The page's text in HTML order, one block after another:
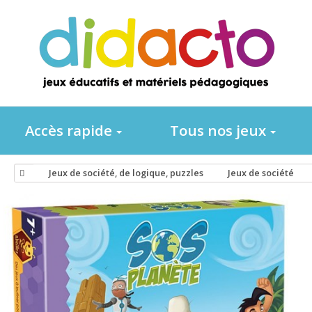
Accès rapide Tous nos jeux
Jeux de société, de logique, puzzles Jeux de société